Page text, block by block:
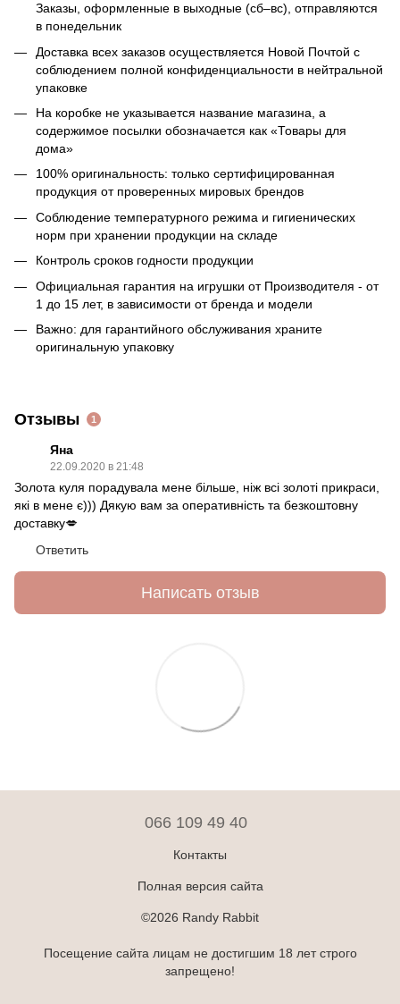
Заказы, оформленные в выходные (сб–вс), отправляются
в понедельник
Доставка всех заказов осуществляется Новой Почтой с
соблюдением полной конфиденциальности в нейтральной
упаковке
На коробке не указывается название магазина, а
содержимое посылки обозначается как «Товары для
дома»
100% оригинальность: только сертифицированная
продукция от проверенных мировых брендов
Соблюдение температурного режима и гигиенических
норм при хранении продукции на складе
Контроль сроков годности продукции
Официальная гарантия на игрушки от Производителя - от
1 до 15 лет, в зависимости от бренда и модели
Важно: для гарантийного обслуживания храните
оригинальную упаковку
Отзывы 1
Яна
22.09.2020 в 21:48
Золота куля порадувала мене більше, ніж всі золоті прикраси,
які в мене є))) Дякую вам за оперативність та безкоштовну
доставку💋
Ответить
Написать отзыв
066 109 49 40
Контакты
Полная версия сайта
©2026 Randy Rabbit
Посещение сайта лицам не достигшим 18 лет строго
запрещено!